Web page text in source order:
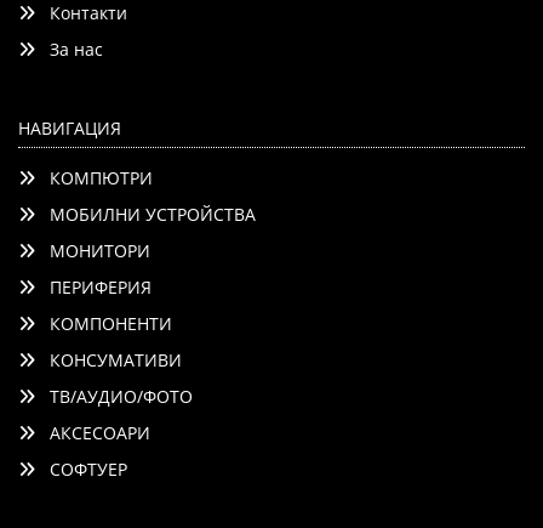
Контакти
За нас
НАВИГАЦИЯ
КОМПЮТРИ
МОБИЛНИ УСТРОЙСТВА
МОНИТОРИ
ПЕРИФЕРИЯ
КОМПОНЕНТИ
КОНСУМАТИВИ
ТВ/АУДИО/ФОТО
АКСЕСОАРИ
СОФТУЕР